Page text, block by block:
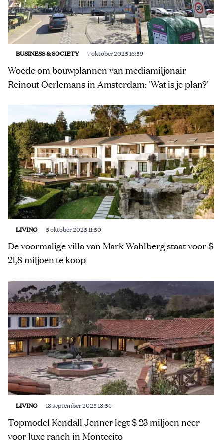
BUSINESS & SOCIETY 7 oktober 2025 16:59
Woede om bouwplannen van mediamiljonair
Reinout Oerlemans in Amsterdam: 'Wat is je plan?'
LIVING 5 oktober 2025 11:50
De voormalige villa van Mark Wahlberg staat voor $
21,8 miljoen te koop
LIVING 13 september 2025 13:50
Topmodel Kendall Jenner legt $ 23 miljoen neer
voor luxe ranch in Montecito